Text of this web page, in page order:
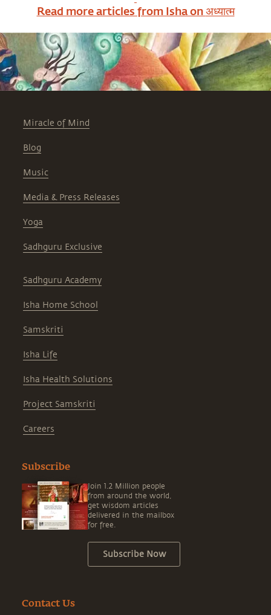
Read more articles from Isha onअध्यात्म
Miracle of Mind
Blog
Music
Media & Press Releases
Yoga
Sadhguru Exclusive
Sadhguru Academy
Isha Home School
Samskriti
Isha Life
Isha Health Solutions
Project Samskriti
Careers
Subscribe
Join 1.2 Million people
from around the world,
get wisdom articles
delivered in the mailbox
for free.
Subscribe Now
Contact Us